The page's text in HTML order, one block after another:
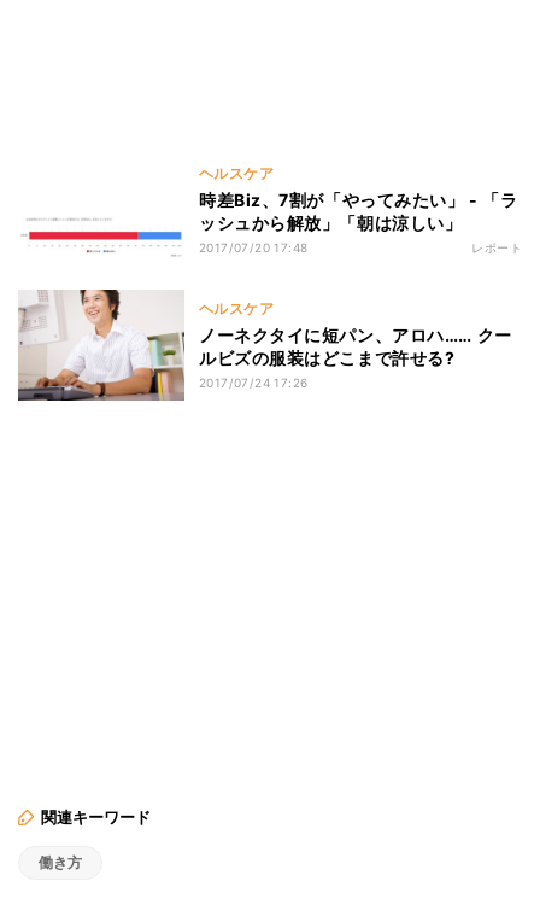
ヘルスケア
時差Biz、7割が「やってみたい」 - 「ラ
ッシュから解放」「朝は涼しい」
2017/07/20 17:48 レポート
ヘルスケア
ノーネクタイに短パン、アロハ…… クー
ルビズの服装はどこまで許せる?
2017/07/24 17:26
関連キーワード
働き方